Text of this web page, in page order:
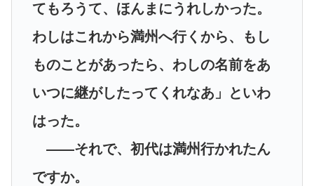
てもろうて、ほんまにうれしかった。
わしはこれから満州へ行くから、もし
ものことがあったら、わしの名前をあ
いつに継がしたってくれなあ」といわ
はった。
――それで、初代は満州行かれたん
ですか。